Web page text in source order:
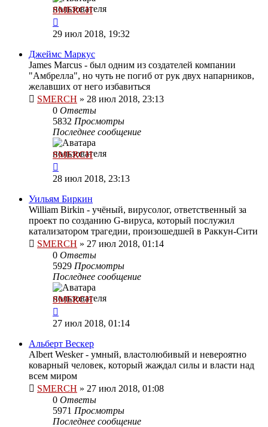
SMERCH
29 июл 2018, 19:32
Джеймс Маркус
James Marcus - был одним из создателей компании
"Амбрелла", но чуть не погиб от рук двух напарников,
желавших от него избавиться
SMERCH » 28 июл 2018, 23:13
0 Ответы
5832 Просмотры
Последнее сообщение
SMERCH
28 июл 2018, 23:13
Уильям Биркин
William Birkin - учёный, вирусолог, ответственный за
проект по созданию G-вируса, который послужил
катализатором трагедии, произошедшей в Раккун-Сити
SMERCH » 27 июл 2018, 01:14
0 Ответы
5929 Просмотры
Последнее сообщение
SMERCH
27 июл 2018, 01:14
Альберт Вескер
Albert Wesker - умный, властолюбивый и невероятно
коварный человек, который жаждал силы и власти над
всем миром
SMERCH » 27 июл 2018, 01:08
0 Ответы
5971 Просмотры
Последнее сообщение